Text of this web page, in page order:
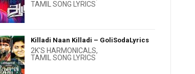
TAMIL SONG LYRICS
Killadi Naan Killadi – GoliSodaLyrics
2K'S HARMONICALS,
TAMIL SONG LYRICS